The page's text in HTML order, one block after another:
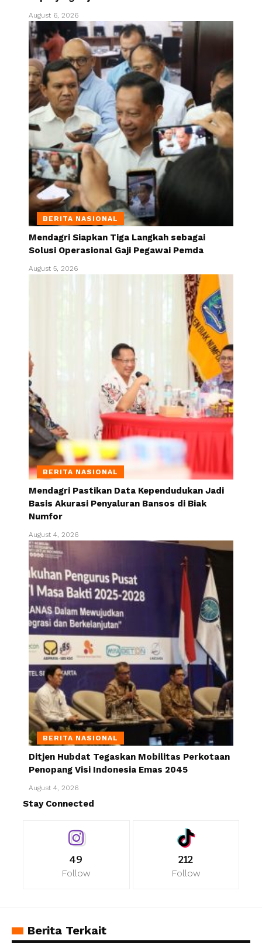
August 6, 2026
BERITA NASIONAL
Mendagri Siapkan Tiga Langkah sebagai
Solusi Operasional Gaji Pegawai Pemda
August 5, 2026
BERITA NASIONAL
Mendagri Pastikan Data Kependudukan Jadi
Basis Akurasi Penyaluran Bansos di Biak
Numfor
August 4, 2026
BERITA NASIONAL
Ditjen Hubdat Tegaskan Mobilitas Perkotaan
Penopang Visi Indonesia Emas 2045
August 4, 2026
Stay Connected
49
Follow
212
Follow
Berita Terkait